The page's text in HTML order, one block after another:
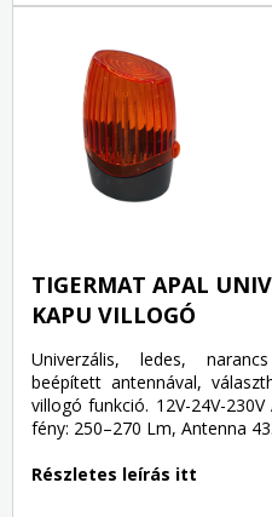
TIGERMAT APAL
KAPU VILLOGÓ
Univerzális, ledes,
beépített antennával,
villogó funkció. 12V-24V-
fény: 250–270 Lm, Antenna
Részletes leírás itt